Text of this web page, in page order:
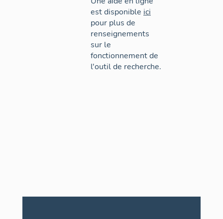
est disponible ici
pour plus de
renseignements
sur le
fonctionnement de
l'outil de recherche.